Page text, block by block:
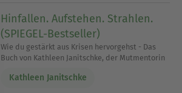
Hinfallen. Aufstehen. Strahlen.
(SPIEGEL-Bestseller)
Wie du gestärkt aus Krisen hervorgehst - Das
Buch von Kathleen Janitschke, der Mutmentorin
Kathleen Janitschke